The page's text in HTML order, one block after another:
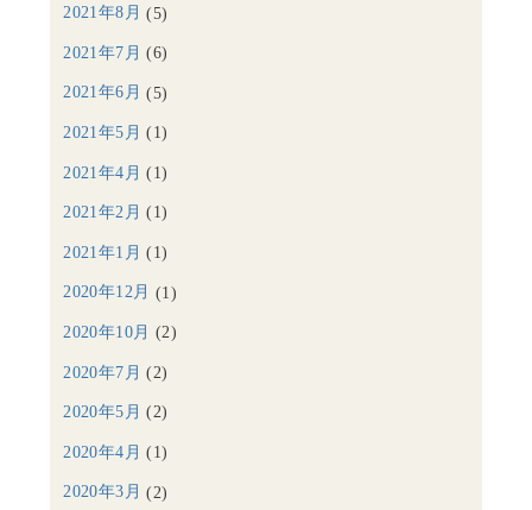
2021年8月 (5)
2021年7月 (6)
2021年6月 (5)
2021年5月 (1)
2021年4月 (1)
2021年2月 (1)
2021年1月 (1)
2020年12月 (1)
2020年10月 (2)
2020年7月 (2)
2020年5月 (2)
2020年4月 (1)
2020年3月 (2)